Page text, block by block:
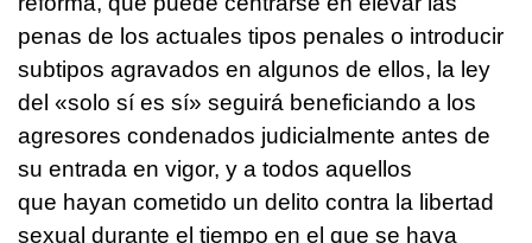
penas de los actuales tipos penales o introducir
subtipos agravados en algunos de ellos, la ley
del «solo sí es sí» seguirá beneficiando a los
agresores condenados judicialmente antes de
su entrada en vigor, y a todos aquellos
que hayan cometido un delito contra la libertad
sexual durante el tiempo en el que se haya